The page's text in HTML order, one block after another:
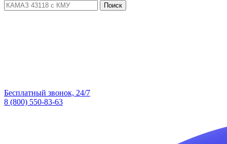
Поиск
Бесплатный звонок, 24/7
8 (800) 550-83-63